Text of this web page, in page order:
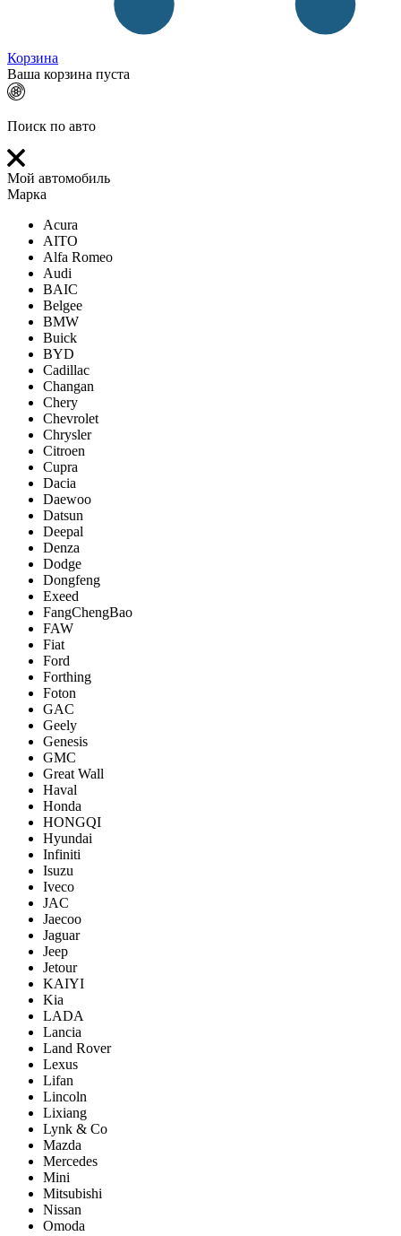
Корзина
Ваша корзина пуста
Поиск по авто
Мой автомобиль
Марка
Acura
AITO
Alfa Romeo
Audi
BAIC
Belgee
BMW
Buick
BYD
Cadillac
Changan
Chery
Chevrolet
Chrysler
Citroen
Cupra
Dacia
Daewoo
Datsun
Deepal
Denza
Dodge
Dongfeng
Exeed
FangChengBao
FAW
Fiat
Ford
Forthing
Foton
GAC
Geely
Genesis
GMC
Great Wall
Haval
Honda
HONGQI
Hyundai
Infiniti
Isuzu
Iveco
JAC
Jaecoo
Jaguar
Jeep
Jetour
KAIYI
Kia
LADA
Lancia
Land Rover
Lexus
Lifan
Lincoln
Lixiang
Lynk & Co
Mazda
Mercedes
Mini
Mitsubishi
Nissan
Omoda